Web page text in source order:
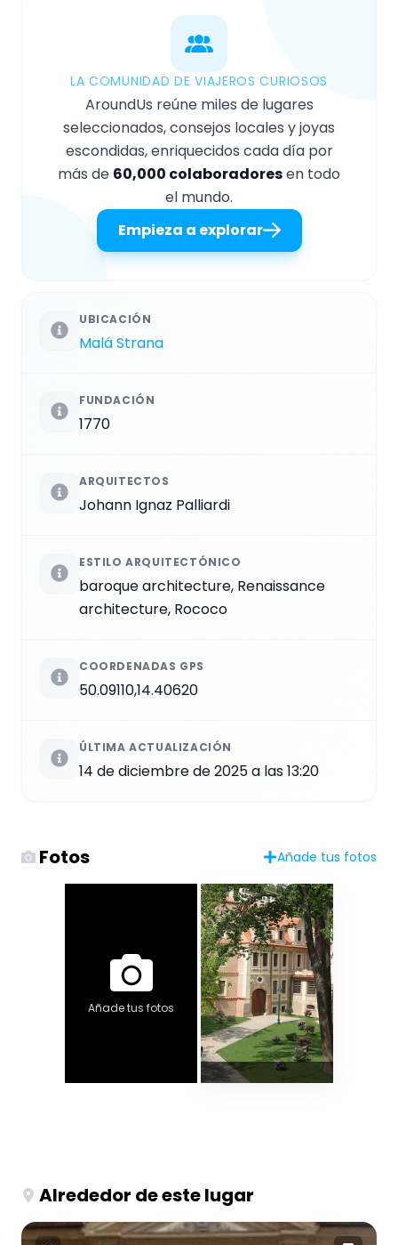
LA COMUNIDAD DE VIAJEROS CURIOSOS
AroundUs reúne miles de lugares
seleccionados, consejos locales y joyas
escondidas, enriquecidos cada día por
más de 60,000 colaboradoresen todo
el mundo.
Empieza a explorar
UBICACIÓN
Malá Strana
FUNDACIÓN
1770
ARQUITECTOS
Johann Ignaz Palliardi
ESTILO ARQUITECTÓNICO
baroque architecture, Renaissance
architecture, Rococo
COORDENADAS GPS
50.09110,14.40620
ÚLTIMA ACTUALIZACIÓN
14 de diciembre de 2025 a las 13:20
Fotos Añade tus fotos
Añade tus fotos
Alrededor de este lugar